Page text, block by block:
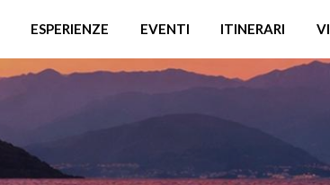
ESPERIENZE EVENTI ITINERARI